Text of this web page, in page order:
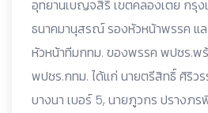
อุทยานเบญจสิริ เขตคลองเตย กรุ
ธนาคมานุสรณ์ รองหัวหน้าพรรค แ
หัวหน้าทีมกทม. ของพรรค พปชร.พ
พปชร.กทม. ได้แก่ นายตรีสิทธิ์ ศิริว
บางนา เบอร์ 5, นายภูวกร ปรางภ